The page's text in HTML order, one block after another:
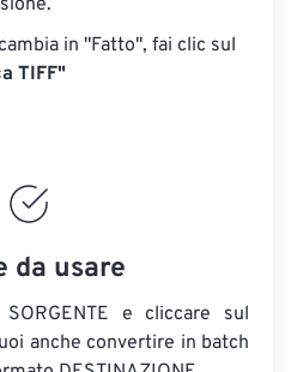
in "Fatto", fai clic sul
TIFF"
da usare
e cliccare sul
anche convertire in batch